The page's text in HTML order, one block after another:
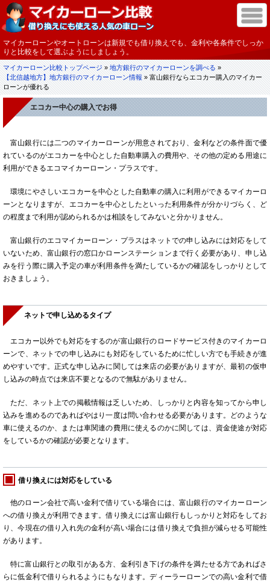
マイカーローンやオートローンは新規でも借り換えでも、金利や各条件でしっか
りと比較をして選ぶようにしましょう。
マイカーローン比較トップページ»地方銀行のマイカーローンを調べる»
【北信越地方】地方銀行のマイカーローン情報» 富山銀行ならエコカー購入のマイカー
ローンが優れる
エコカー中心の購入でお得
富山銀行には二つのマイカーローンが用意されており、金利などの条件面で優
れているのがエコカーを中心とした自動車購入の費用や、その他の定める用途に
利用ができるエコマイカーローン・プラスです。
環境にやさしいエコカーを中心とした自動車の購入に利用ができるマイカーロ
ーンとなりますが、エコカーを中心としたといった利用条件が分かりづらく、ど
の程度まで利用が認められるかは相談をしてみないと分かりません。
富山銀行のエコマイカーローン・プラスはネットでの申し込みには対応をして
いないため、富山銀行の窓口かローンステーションまで行く必要があり、申し込
みを行う際に購入予定の車が利用条件を満たしているかの確認をしっかりとして
おきましょう。
ネットで申し込めるタイプ
エコカー以外でも対応をするのが富山銀行のロードサービス付きのマイカーロ
ーンで、ネットでの申し込みにも対応をしているために忙しい方でも手続きが進
めやすいです。正式な申し込みに関しては来店の必要がありますが、最初の仮申
し込みの時点では来店不要となるので無駄がありません。
ただ、ネット上での掲載情報は乏しいため、しっかりと内容を知ってから申し
込みを進めるのであればやはり一度は問い合わせる必要があります。どのような
車に使えるのか、または車関連の費用に使えるのかに関しては、資金使途が対応
をしているかの確認が必要となります。
借り換えには対応をしている
他のローン会社で高い金利で借りている場合には、富山銀行のマイカーローン
への借り換えが利用できます。借り換えには富山銀行もしっかりと対応をしてお
り、今現在の借り入れ先の金利が高い場合には借り換えで負担が減らせる可能性
があります。
特に富山銀行との取引がある方、金利引き下げの条件を満たせる方であればさ
らに低金利で借りられるようにもなります。ディーラーローンでの高い金利で借